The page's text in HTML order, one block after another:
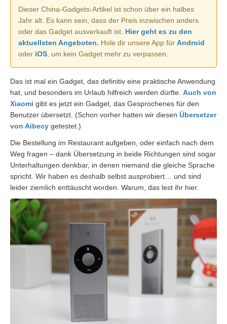
Dieser China-Gadgets-Artikel ist schon über ein halbes
Jahr alt. Es kann sein, dass der Preis inzwischen anders
oder das Gadget ausverkauft ist. Hier geht es zu den
aktuellsten Angeboten. Hole dir unsere App für Android
oder iOS, um kein Gadget mehr zu verpassen.
Das ist mal ein Gadget, das definitiv eine praktische Anwendung
hat, und besonders im Urlaub hilfreich werden dürfte. Auch von
Xiaomi gibt es jetzt ein Gadget, das Gesprochenes für den
Benutzer übersetzt. (Schon vorher hatten wir diesen Übersetzer
von Aibecy getestet.)
Die Bestellung im Restaurant aufgeben, oder einfach nach dem
Weg fragen – dank Übersetzung in beide Richtungen sind sogar
Unterhaltungen denkbar, in denen niemand die gleiche Sprache
spricht. Wir haben es deshalb selbst ausprobiert… und sind
leider ziemlich enttäuscht worden. Warum, das lest ihr hier.